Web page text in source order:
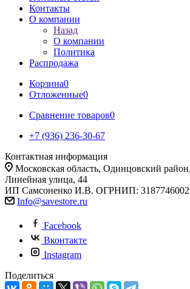
Контакты
О компании
Назад
О компании
Политика
Распродажа
Корзина0
Отложенные0
Сравнение товаров0
+7 (936) 236-30-67
Контактная информация
Московская область, Одинцовский
Линейная улица, 44
ИП Самсоненко И.В. ОГРНИП:
Info@savestore.ru
Facebook
Вконтакте
Instagram
Поделиться